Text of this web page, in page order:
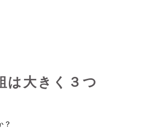
は大きく３つ
？